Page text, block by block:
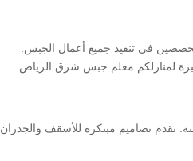
في تنفيذ جميع أعمال الجبس.
لمنازلكم معلم جبس شرق الرياض.
نقدم تصاميم مبتكرة للأسقف والجدران